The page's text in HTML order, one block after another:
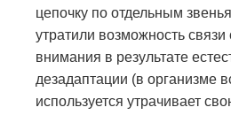
цепочку по отдельным
утратили возможность связи
внимания в результате
дезадаптации (в организме
используется утрачивает